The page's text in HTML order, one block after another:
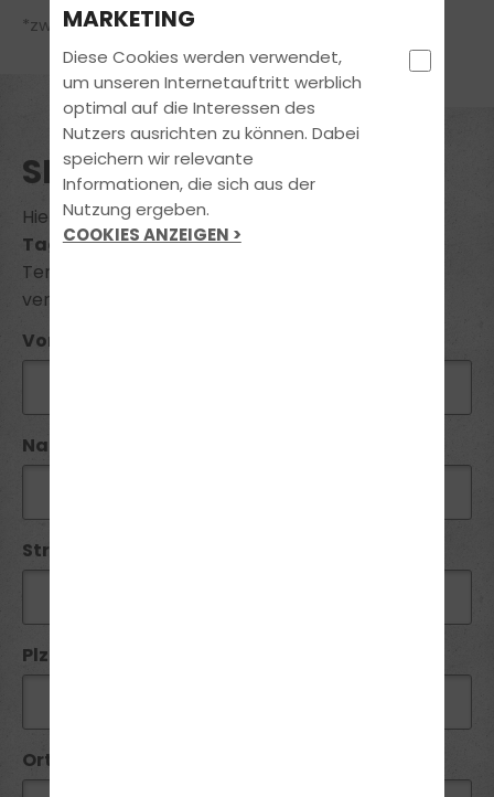
*zwischen 2-8 Teilnehmer
SEMINAR BUCHUNG
Hiermit melde ich mich zum Seminar
Tagesseminar Anhänger"
Termin am
verbindlich an.
Vorname*:
Name*:
Straße / Nr:
Plz*:
Ort*:
MARKETING
Diese Cookies werden verwendet,
um unseren Internetauftritt werblich
optimal auf die Interessen des
Nutzers ausrichten zu können. Dabei
speichern wir relevante
Informationen, die sich aus der
Nutzung ergeben.
COOKIES ANZEIGEN >